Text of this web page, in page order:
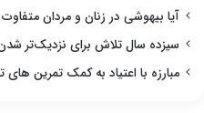
آیا بیهوشی در زنان و مردان
سیزده سال تلاش برای نزدیک‌تر
مبارزه با اعتیاد به کمک تمرین